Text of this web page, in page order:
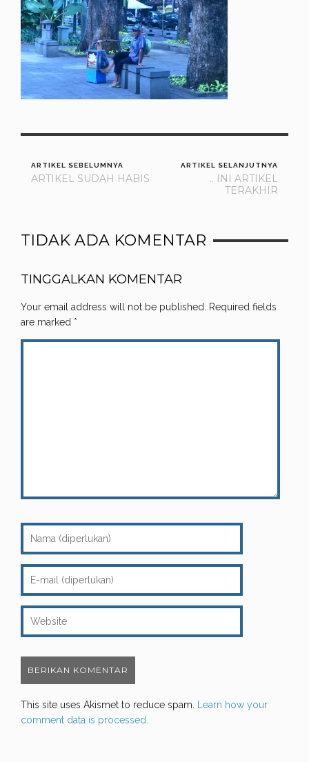
ARTIKEL SEBELUMNYA
ARTIKEL SUDAH HABIS
ARTIKEL SELANJUTNYA
.. INI ARTIKEL
TERAKHIR
TIDAK ADA KOMENTAR
TINGGALKAN KOMENTAR
Your email address will not be published. Required fields
are marked *
This site uses Akismet to reduce spam. Learn how your
comment data is processed.